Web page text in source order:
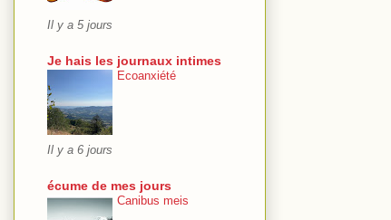
Il y a 5 jours
Je hais les journaux intimes
Ecoanxiété
Il y a 6 jours
écume de mes jours
Canibus meis